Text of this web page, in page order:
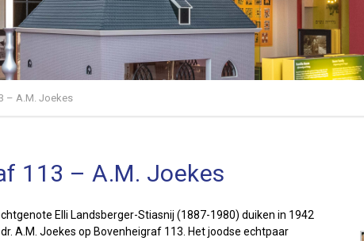
– A.M. Joekes
113 – A.M. Joekes
Elli Landsberger-Stiasnij (1887-1980) duiken in 1942
A.M. Joekes op Bovenheigraf 113. Het joodse echtpaar